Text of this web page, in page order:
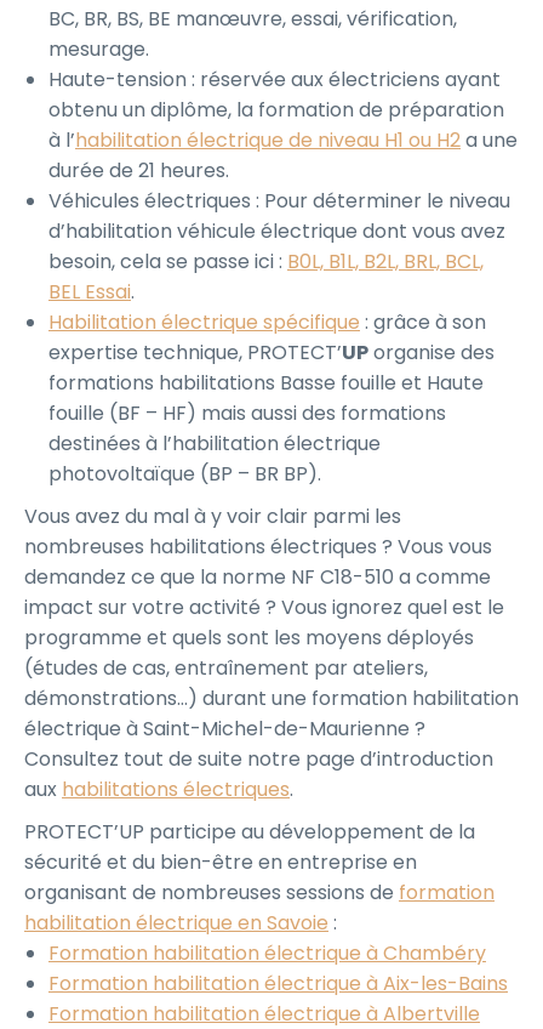
BC, BR, BS, BE manœuvre, essai, vérification,
mesurage.
Haute-tension : réservée aux électriciens ayant
obtenu un diplôme, la formation de préparation
à l’habilitation électrique de niveau H1 ou H2a une
durée de 21 heures.
Véhicules électriques : Pour déterminer le niveau
d’habilitation véhicule électrique dont vous avez
besoin, cela se passe ici : B0L, B1L, B2L, BRL, BCL,
BEL Essai.
Habilitation électrique spécifique : grâce à son
expertise technique, PROTECT’UPorganise des
formations habilitations Basse fouille et Haute
fouille (BF – HF) mais aussi des formations
destinées à l’habilitation électrique
photovoltaïque (BP – BR BP).
Vous avez du mal à y voir clair parmi les
nombreuses habilitations électriques ? Vous vous
demandez ce que la norme NF C18-510 a comme
impact sur votre activité ? Vous ignorez quel est le
programme et quels sont les moyens déployés
(études de cas, entraînement par ateliers,
démonstrations…) durant une formation habilitation
électrique à Saint-Michel-de-Maurienne ?
Consultez tout de suite notre page d’introduction
aux habilitations électriques.
PROTECT’UP participe au développement de la
sécurité et du bien-être en entreprise en
organisant de nombreuses sessions de formation
habilitation électrique en Savoie :
Formation habilitation électrique à Chambéry
Formation habilitation électrique à Aix-les-Bains
Formation habilitation électrique à Albertville